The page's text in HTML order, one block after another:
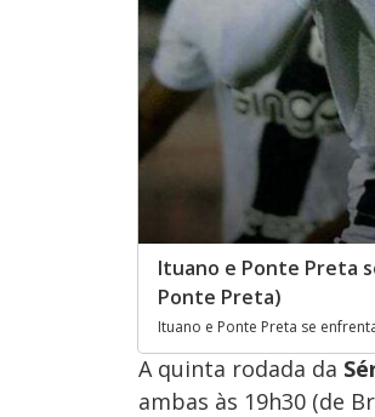
Ituano e Ponte Preta
Ponte Preta)
Ituano e Ponte Preta se
A quinta rodada da
ambas às 19h30 (de